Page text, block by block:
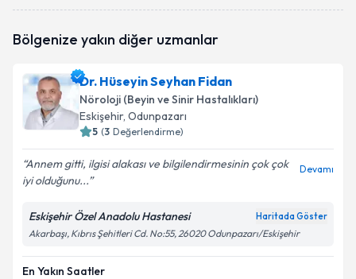
talebi oluşturun. Size bu uzmandan randevu almanız
bilgilendireceğiz.
E-posta Adresiniz
Kişisel verilerimin işlenmesine ilişkin
kapsamda işlenmesini kabul ediyorum.
Bölgenize yakın diğer uzmanlar
Dr. Hüseyin Seyhan Fidan
Nöroloji (Beyin ve Sinir Hastalıkları)
Eskişehir, Odunpazarı
5 (3 Değerlendirme)
Annem gitti, ilgisi alakası ve bilgilendirmesinin çok çok
iyi olduğunu...
Devamı
Eskişehir Özel Anadolu Hastanesi Haritada Göster
Akarbaşı, Kıbrıs Şehitleri Cd. No:55, 26020 Odunpazarı/Eskişehir
En Yakın Saatler